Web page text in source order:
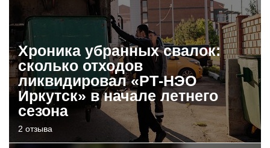
Хроника убранных свалок:
сколько отходов
ликвидировал «РТ-НЭО
Иркутск» в начале летнего
сезона
2 отзыва